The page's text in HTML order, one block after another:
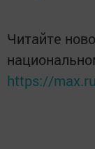
Читайте
https://